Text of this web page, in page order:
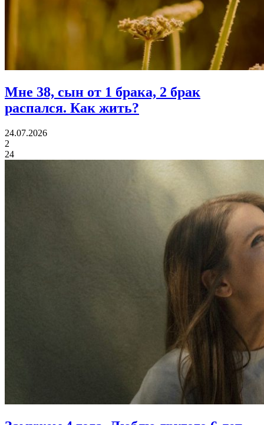
Мне 38, сын от 1 брака, 2 брак
распался. Как жить?
24.07.2026
2
24